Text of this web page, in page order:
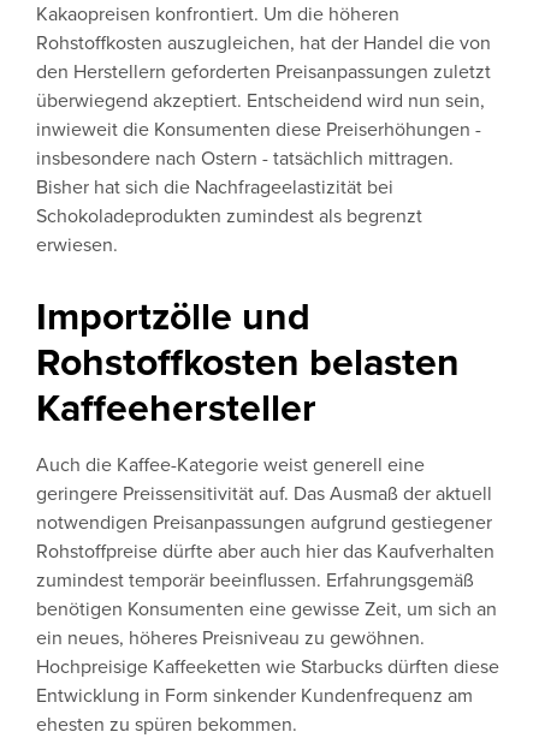
Kakaopreisen konfrontiert. Um die höheren
Rohstoffkosten auszugleichen, hat der Handel die von
den Herstellern geforderten Preisanpassungen zuletzt
überwiegend akzeptiert. Entscheidend wird nun sein,
inwieweit die Konsumenten diese Preiserhöhungen -
insbesondere nach Ostern - tatsächlich mittragen.
Bisher hat sich die Nachfrageelastizität bei
Schokoladeprodukten zumindest als begrenzt
erwiesen.
Importzölle und
Rohstoffkosten belasten
Kaffeehersteller
Auch die Kaffee-Kategorie weist generell eine
geringere Preissensitivität auf. Das Ausmaß der aktuell
notwendigen Preisanpassungen aufgrund gestiegener
Rohstoffpreise dürfte aber auch hier das Kaufverhalten
zumindest temporär beeinflussen. Erfahrungsgemäß
benötigen Konsumenten eine gewisse Zeit, um sich an
ein neues, höheres Preisniveau zu gewöhnen.
Hochpreisige Kaffeeketten wie Starbucks dürften diese
Entwicklung in Form sinkender Kundenfrequenz am
ehesten zu spüren bekommen.